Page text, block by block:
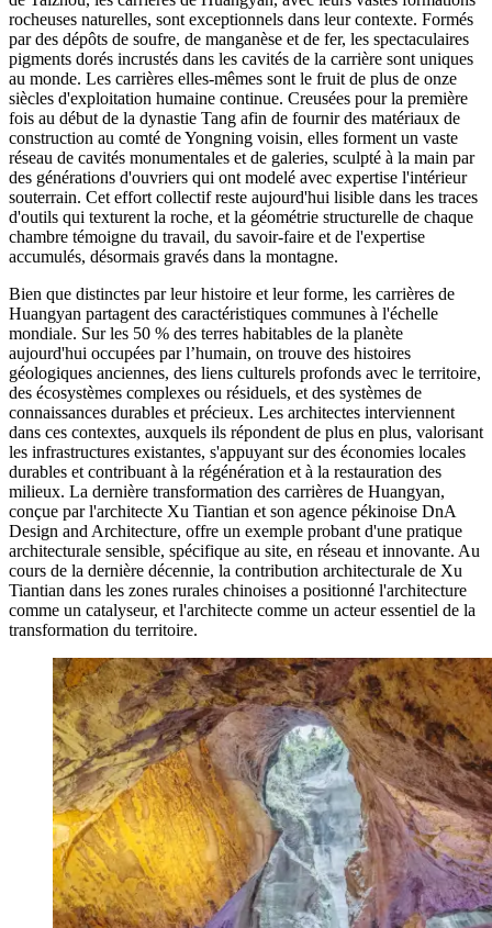
rocheuses naturelles, sont exceptionnels dans leur contexte. Formés
par des dépôts de soufre, de manganèse et de fer, les spectaculaires
pigments dorés incrustés dans les cavités de la carrière sont uniques
au monde. Les carrières elles-mêmes sont le fruit de plus de onze
siècles d'exploitation humaine continue. Creusées pour la première
fois au début de la dynastie Tang afin de fournir des matériaux de
construction au comté de Yongning voisin, elles forment un vaste
réseau de cavités monumentales et de galeries, sculpté à la main par
des générations d'ouvriers qui ont modelé avec expertise l'intérieur
souterrain. Cet effort collectif reste aujourd'hui lisible dans les traces
d'outils qui texturent la roche, et la géométrie structurelle de chaque
chambre témoigne du travail, du savoir-faire et de l'expertise
accumulés, désormais gravés dans la montagne.
Bien que distinctes par leur histoire et leur forme, les carrières de
Huangyan partagent des caractéristiques communes à l'échelle
mondiale. Sur les 50 % des terres habitables de la planète
aujourd'hui occupées par l’humain, on trouve des histoires
géologiques anciennes, des liens culturels profonds avec le territoire,
des écosystèmes complexes ou résiduels, et des systèmes de
connaissances durables et précieux. Les architectes interviennent
dans ces contextes, auxquels ils répondent de plus en plus, valorisant
les infrastructures existantes, s'appuyant sur des économies locales
durables et contribuant à la régénération et à la restauration des
milieux. La dernière transformation des carrières de Huangyan,
conçue par l'architecte Xu Tiantian et son agence pékinoise DnA
Design and Architecture, offre un exemple probant d'une pratique
architecturale sensible, spécifique au site, en réseau et innovante. Au
cours de la dernière décennie, la contribution architecturale de Xu
Tiantian dans les zones rurales chinoises a positionné l'architecture
comme un catalyseur, et l'architecte comme un acteur essentiel de la
transformation du territoire.